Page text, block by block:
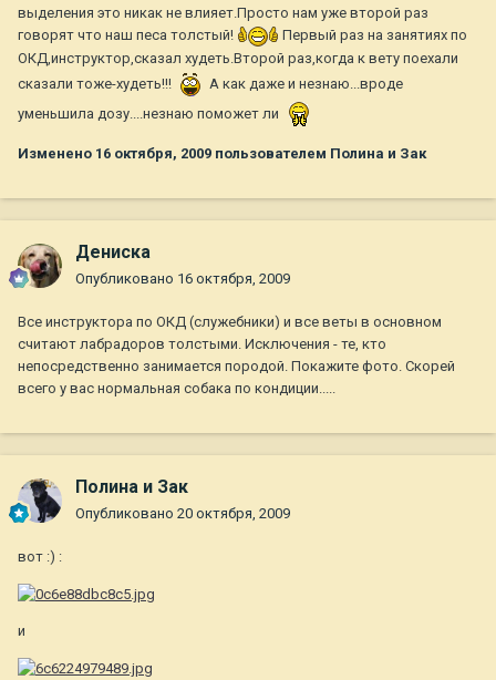
выделения это никак не влияет.Просто нам уже второй раз
говорят что наш песа толстый!
Первый раз на занятиях по
ОКД,инструктор,сказал худеть.Второй раз,когда к вету поехали
сказали тоже-худеть!!!
А как даже и незнаю...вроде
уменьшила дозу....незнаю поможет ли
Изменено 16 октября, 2009 пользователем Полина и Зак
Дениска
Опубликовано 16 октября, 2009
Все инструктора по ОКД (служебники) и все веты в основном
считают лабрадоров толстыми. Исключения - те, кто
непосредственно занимается породой. Покажите фото. Скорей
всего у вас нормальная собака по кондиции.....
Полина и Зак
Опубликовано 20 октября, 2009
вот :) :
и